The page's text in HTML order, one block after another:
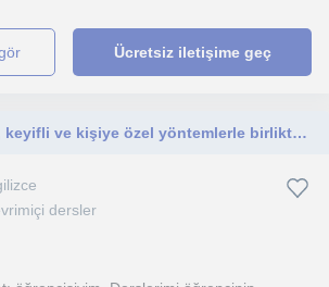
Ücretsiz iletişime geç
İngilizceyi anlaşılır, keyifli ve kişiye özel yöntemlerle birlikte öğrenelim.
dersler